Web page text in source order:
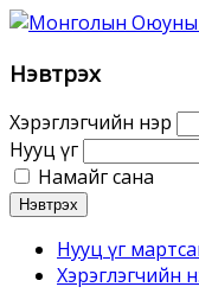
Нэвтрэх
Хэрэглэгчийн нэр
Нууц үг
Намайг сана
Нэвтрэх
Нууц үг
Хэрэглэгчийн